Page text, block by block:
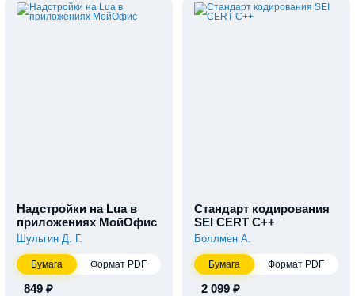
Надстройки на Lua в
приложениях МойОфис
Шульгин Д. Г.
Бумага Формат PDF
849 ₽
Стандарт кодирования
SEI CERT C++
Боллмен А.
Бумага Формат PDF
2 099 ₽